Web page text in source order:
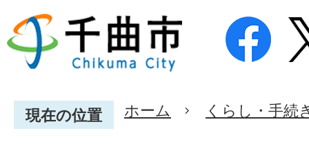
現在の位置 ホーム くらし・手続